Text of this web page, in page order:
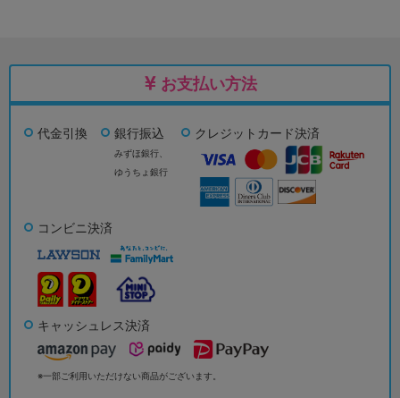
お支払い方法
代金引換 銀行振込
みずほ銀行、
ゆうちょ銀行
クレジットカード決済
コンビニ決済
キャッシュレス決済
※一部ご利用いただけない商品がございます。